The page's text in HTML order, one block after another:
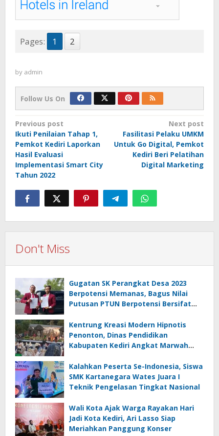
Pages: 1 2
by admin
Follow Us On
Post
navigation
Previous post
Ikuti Penilaian Tahap 1,
Pemkot Kediri Laporkan
Hasil Evaluasi
Implementasi Smart City
Tahun 2022
Next post
Fasilitasi Pelaku UMKM
Untuk Go Digital, Pemkot
Kediri Beri Pelatihan
Digital Marketing
Don't Miss
Gugatan SK Perangkat Desa 2023
Berpotensi Memanas, Bagus Nilai
Putusan PTUN Berpotensi Bersifat
Kentrung Kreasi Modern Hipnotis
Penonton, Dinas Pendidikan
Kabupaten Kediri Angkat Marwah
Kalahkan Peserta Se-Indonesia, Siswa
SMK Kartanegara Wates Juara I
Teknik Pengelasan Tingkat Nasional
Wali Kota Ajak Warga Rayakan Hari
Jadi Kota Kediri, Ari Lasso Siap
Meriahkan Panggung Konser